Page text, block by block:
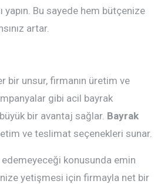
Bu sayede hem bütçenize
artar.
bir unsur, firmanın üretim ve
gibi acil bayrak
bir avantaj sağlar. Bayrak
ve teslimat seçenekleri sunar.
konusunda emin
yetişmesi için firmayla net bir